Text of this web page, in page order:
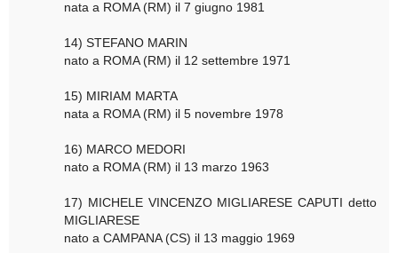
nata a ROMA (RM) il 7 giugno 1981
14) STEFANO MARIN
nato a ROMA (RM) il 12 settembre 1971
15) MIRIAM MARTA
nata a ROMA (RM) il 5 novembre 1978
16) MARCO MEDORI
nato a ROMA (RM) il 13 marzo 1963
17) MICHELE VINCENZO MIGLIARESE CAPUTI detto
MIGLIARESE
nato a CAMPANA (CS) il 13 maggio 1969